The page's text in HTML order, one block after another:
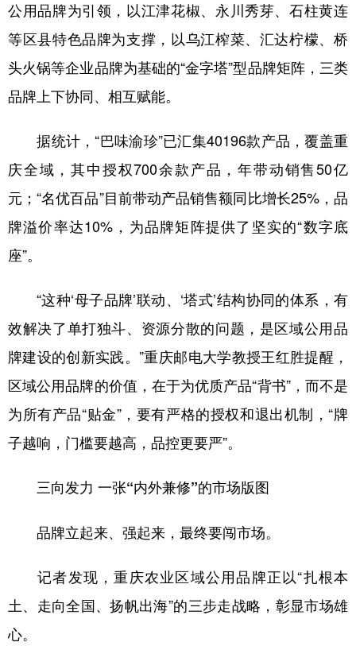
公用品牌为引领，以江津花椒、永川秀芽、石柱黄连
等区县特色品牌为支撑，以乌江榨菜、汇达柠檬、桥
头火锅等企业品牌为基础的“金字塔”型品牌矩阵，三类
品牌上下协同、相互赋能。
据统计，“巴味渝珍”已汇集40196款产品，覆盖重
庆全域，其中授权700余款产品，年带动销售50亿
元；“名优百品”目前带动产品销售额同比增长25%，品
牌溢价率达10%，为品牌矩阵提供了坚实的“数字底
座”。
“这种‘母子品牌’联动、‘塔式’结构协同的体系，有
效解决了单打独斗、资源分散的问题，是区域公用品
牌建设的创新实践。”重庆邮电大学教授王红胜提醒，
区域公用品牌的价值，在于为优质产品“背书”，而不是
为所有产品“贴金”，要有严格的授权和退出机制，“牌
子越响，门槛要越高，品控更要严”。
三向发力 一张“内外兼修”的市场版图
品牌立起来、强起来，最终要闯市场。
记者发现，重庆农业区域公用品牌正以“扎根本
土、走向全国、扬帆出海”的三步走战略，彰显市场雄
心。